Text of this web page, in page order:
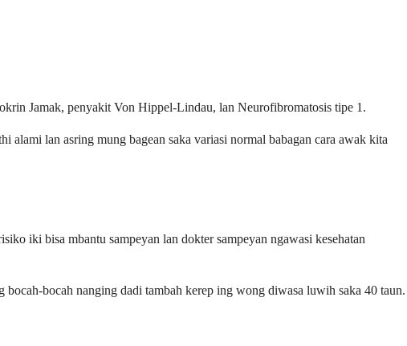
Jamak, penyakit Von Hippel-Lindau, lan Neurofibromatosis tipe 1.
alami lan asring mung bagean saka variasi normal babagan cara awak kita
iki bisa mbantu sampeyan lan dokter sampeyan ngawasi kesehatan
bocah nanging dadi tambah kerep ing wong diwasa luwih saka 40 taun.